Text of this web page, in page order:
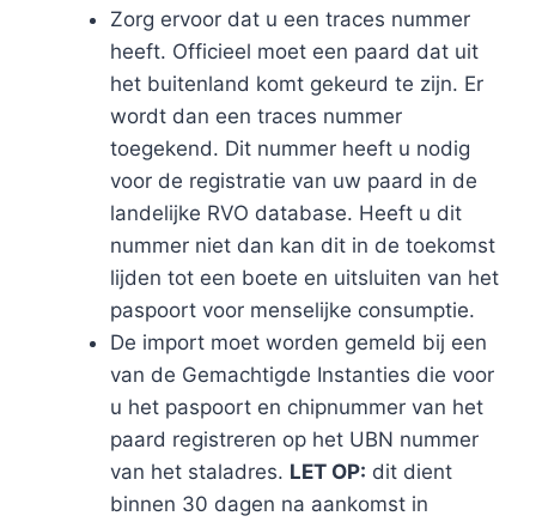
Zorg ervoor dat u een traces nummer
heeft. Officieel moet een paard dat uit
het buitenland komt gekeurd te zijn. Er
wordt dan een traces nummer
toegekend. Dit nummer heeft u nodig
voor de registratie van uw paard in de
landelijke RVO database. Heeft u dit
nummer niet dan kan dit in de toekomst
lijden tot een boete en uitsluiten van het
paspoort voor menselijke consumptie.
De import moet worden gemeld bij een
van de Gemachtigde Instanties die voor
u het paspoort en chipnummer van het
paard registreren op het UBN nummer
van het staladres. LET OP: dit dient
binnen 30 dagen na aankomst in